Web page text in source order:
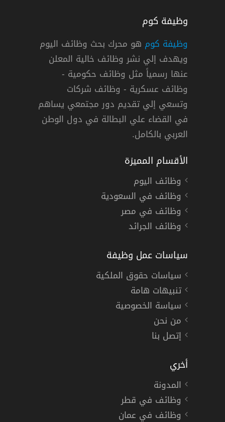
الخدمات الطبية والصيدلانية بجدة
والصيدلانية
دوام كامل
وظيفة كوم
وظيفة كوم هو محرك بحث وظائف اليوم
ويهدف إلي نشر وظائف خالية المعلن
عنها رسمياً مثل وظائف حكومية -
وظائف عسكرية - وظائف شركات
وتسعي إلي تقديم دور مجتمعي يساهم
في القضاء علي البطالة في دول الوطن
العربي بالكامل.
الأقسام المميزة
وظائف اليوم
وظائف في السعودية
وظائف في مصر
وظائف الجرائد
سياسات عمل وظيفة
سياسات حقوق الملكية
تنبيهات هامة
سياسة الخصوصية
من نحن
إتصل بنا
أخري
المدونة
وظائف في قطر
وظائف في عمان